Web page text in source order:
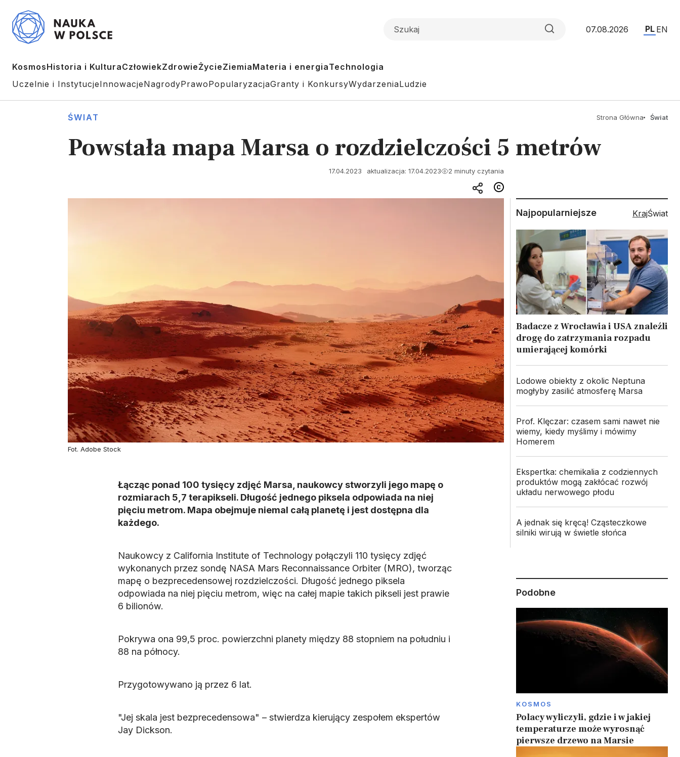
07.08.2026 PL EN
KosmosHistoria i KulturaCzłowiekZdrowieŻycieZiemiaMateria i energiaTechnologia
Uczelnie i InstytucjeInnowacjeNagrodyPrawoPopularyzacjaGranty i KonkursyWydarzeniaLudzie
ŚWIAT Strona Główna Świat
Powstała mapa Marsa o rozdzielczości 5 metrów
17.04.2023 aktualizacja: 17.04.2023 2 minuty czytania
Fot. Adobe Stock
Łącząc ponad 100 tysięcy zdjęć Marsa, naukowcy stworzyli jego mapę o
rozmiarach 5,7 terapikseli. Długość jednego piksela odpowiada na niej
pięciu metrom. Mapa obejmuje niemal całą planetę i jest dostępna dla
każdego.
Naukowcy z California Institute of Technology połączyli 110 tysięcy zdjęć
wykonanych przez sondę NASA Mars Reconnaissance Orbiter (MRO), tworząc
mapę o bezprecedensowej rozdzielczości. Długość jednego piksela
odpowiada na niej pięciu metrom, więc na całej mapie takich pikseli jest prawie
6 bilionów.
Pokrywa ona 99,5 proc. powierzchni planety między 88 stopniem na południu i
88 na północy.
Przygotowywano ją przez 6 lat.
"Jej skala jest bezprecedensowa" – stwierdza kierujący zespołem ekspertów
Jay Dickson.
Najpopularniejsze KrajŚwiat
Badacze z Wrocławia i USA znaleźli
drogę do zatrzymania rozpadu
umierającej komórki
Lodowe obiekty z okolic Neptuna
mogłyby zasilić atmosferę Marsa
Prof. Klęczar: czasem sami nawet nie
wiemy, kiedy myślimy i mówimy
Homerem
Ekspertka: chemikalia z codziennych
produktów mogą zakłócać rozwój
układu nerwowego płodu
A jednak się kręcą! Cząsteczkowe
silniki wirują w świetle słońca
Podobne
KOSMOS
Polacy wyliczyli, gdzie i w jakiej
temperaturze może wyrosnąć
pierwsze drzewo na Marsie